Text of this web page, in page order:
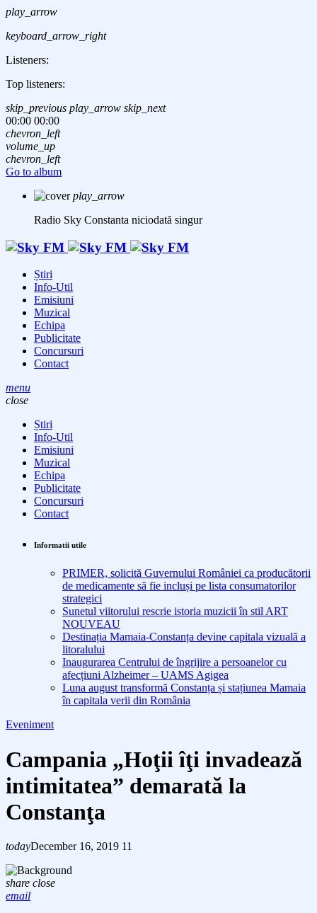
play_arrow
keyboard_arrow_right
Listeners:
Top listeners:
skip_previous play_arrow skip_next
00:00 00:00
chevron_left
volume_up
chevron_left
Go to album
play_arrow
Radio Sky Constanta niciodată singur
Știri
Info-Util
Emisiuni
Muzical
Echipa
Publicitate
Concursuri
Contact
menu
close
Știri
Info-Util
Emisiuni
Muzical
Echipa
Publicitate
Concursuri
Contact
Informatii utile
PRIMER, solicită Guvernului României ca producătorii
de medicamente să fie incluși pe lista consumatorilor
strategici
Sunetul viitorului rescrie istoria muzicii în stil ART
NOUVEAU
Destinația Mamaia-Constanța devine capitala vizuală a
litoralului
Inaugurarea Centrului de îngrijire a persoanelor cu
afecțiuni Alzheimer – UAMS Agigea
Luna august transformă Constanța și stațiunea Mamaia
în capitala verii din România
Eveniment
Campania „Hoţii îţi invadează
intimitatea” demarată la
Constanţa
todayDecember 16, 2019 11
share close
email